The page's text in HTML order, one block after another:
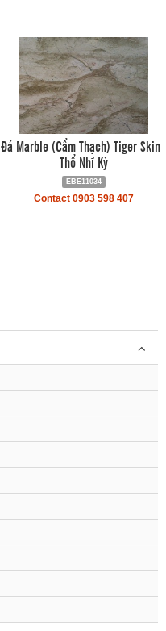
Đá Marble (Cẩm Thạch) Tiger Skin -
Thổ Nhĩ Kỳ
EBE11034
Contact 0903 598 407